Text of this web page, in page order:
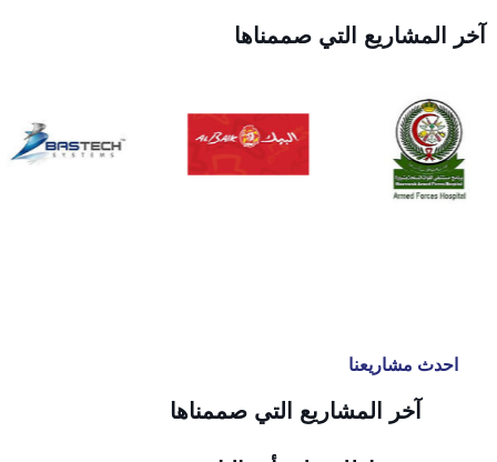
آخر المشاريع التي صممناها
احدث مشاريعنا
آخر المشاريع التي صممناها